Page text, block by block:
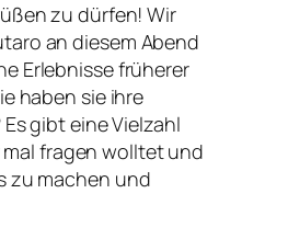
zu dürfen! Wir
an diesem Abend
Erlebnisse früherer
haben sie ihre
gibt eine Vielzahl
fragen wolltet und
zu machen und